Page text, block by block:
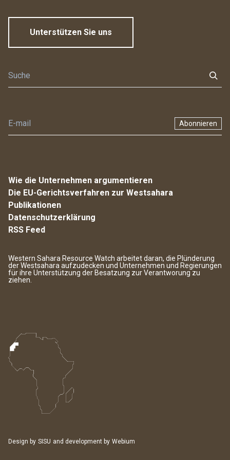
Unterstützen Sie uns
Abonnieren
Wie die Unternehmen argumentieren
Die EU-Gerichtsverfahren zur Westsahara
Publikationen
Datenschutzerklärung
RSS Feed
Western Sahara Resource Watch arbeitet daran, die Plünderung
der Westsahara aufzudecken und Unternehmen und Regierungen
für ihre Unterstützung der Besatzung zur Verantworung zu
ziehen.
Design by SISU and development by Webium